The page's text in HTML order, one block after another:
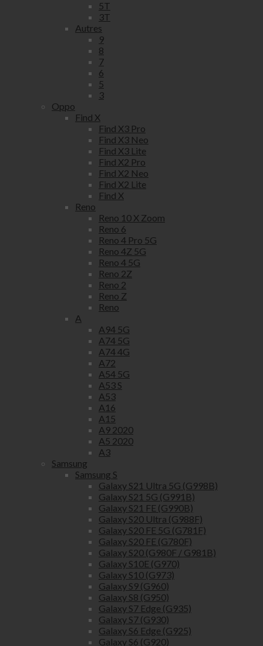
5T
3T
Autres
9
8
7
6
5
3
Oppo
Find X
Find X3 Pro
Find X3 Neo
Find X3 Lite
Find X2 Pro
Find X2 Neo
Find X2 Lite
Find X
Reno
Reno 10 X Zoom
Reno 6
Reno 4 Pro 5G
Reno 4Z 5G
Reno 4 5G
Reno 2Z
Reno 2
Reno Z
Reno
A
A94 5G
A74 5G
A74 4G
A72
A54 5G
A53 S
A53
A16
A15
A9 2020
A5 2020
A3
Samsung
Samsung S
Galaxy S21 Ultra 5G (G998B)
Galaxy S21 5G (G991B)
Galaxy S21 FE (G990B)
Galaxy S20 Ultra (G988F)
Galaxy S20 FE 5G (G781F)
Galaxy S20 FE (G780F)
Galaxy S20 (G980F / G981B)
Galaxy S10E (G970)
Galaxy S10 (G973)
Galaxy S9 (G960)
Galaxy S8 (G950)
Galaxy S7 Edge (G935)
Galaxy S7 (G930)
Galaxy S6 Edge (G925)
Galaxy S6 (G920)